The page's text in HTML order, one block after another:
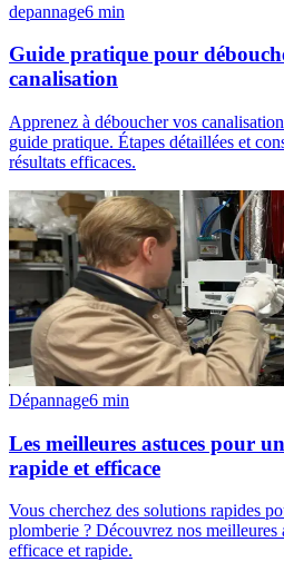
depannage6 min
Guide pratique pour
canalisation
Apprenez à déboucher vos
guide pratique. Étapes détaillées et
résultats efficaces.
Dépannage6 min
Les meilleures astuces pour
rapide et efficace
Vous cherchez des solutions rapides
plomberie ? Découvrez nos meilleures
efficace et rapide.